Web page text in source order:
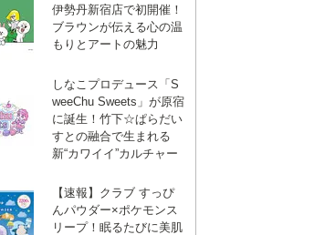
ディズニー
伊勢丹新宿店で初開催！
ブラウンが伝える心の温
もりとアートの魅力
しなこプロデュース「S
weeChu Sweets」が原宿
に誕生！竹下☆ぱらだい
すとの融合で生まれる
新“カワイイ”カルチャー
【速報】クラブ すっぴ
んパウダー×ポケモンス
リープ！眠るたびに美肌